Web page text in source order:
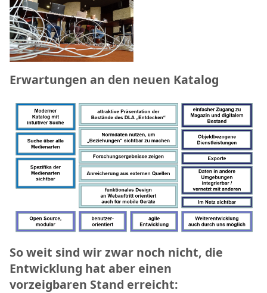
Erwartungen an den neuen Katalog
So weit sind wir zwar noch nicht, die
Entwicklung hat aber einen
vorzeigbaren Stand erreicht: